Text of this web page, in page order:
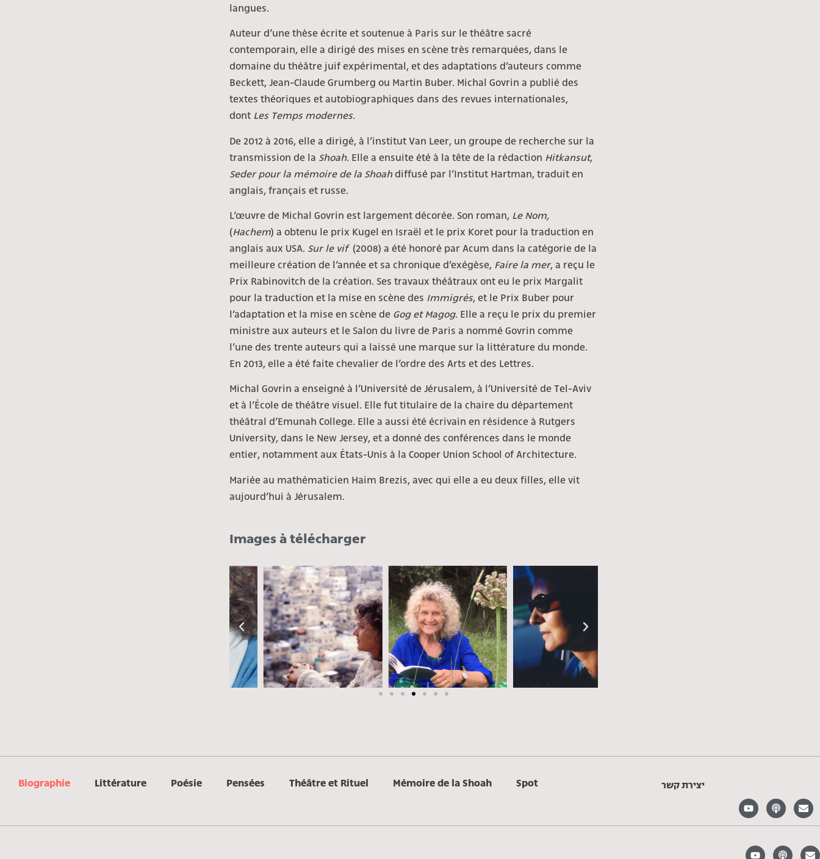
langues.
Auteur d’une thèse écrite et soutenue à Paris sur le théâtre sacré
contemporain, elle a dirigé des mises en scène très remarquées, dans le
domaine du théâtre juif expérimental, et des adaptations d’auteurs comme
Beckett, Jean-Claude Grumberg ou Martin Buber. Michal Govrin a publié des
textes théoriques et autobiographiques dans des revues internationales,
dont Les Temps modernes.
De 2012 à 2016, elle a dirigé, à l’institut Van Leer, un groupe de recherche sur la
transmission de la Shoah. Ellea ensuite été à la tête de la rédaction Hitkansut,
Seder pour la mémoire de la Shoahdiffusé par l’Institut Hartman, traduit en
anglais, français et russe.
L’œuvre de Michal Govrin est largement décorée. Son roman, Le Nom,
(Hachem) a obtenu le prix Kugel en Israël et le prix Koret pour la traduction en
anglais aux USA. Sur le vif (2008) a été honoré par Acum dans la catégorie de la
meilleure création de l’année et sa chronique d’exégèse, Faire la mer, a reçu le
Prix Rabinovitch de la création. Ses travaux théâtraux ont eu le prix Margalit
pour la traduction et la mise en scène des Immigrés, et le Prix Buber pour
l’adaptation et la mise en scène de Gog et Magog. Elle a reçu le prix du premier
ministre aux auteurs et le Salon du livre de Paris a nommé Govrin comme
l’une des trente auteurs qui a laissé une marque sur la littérature du monde.
En 2013, elle a été faite chevalier de l’ordre des Arts et des Lettres.
Michal Govrin a enseigné à l’Université de Jérusalem, à l’Université de Tel-Aviv
et à l’École de théâtre visuel. Elle futtitulaire de la chaire du département
théâtral d’Emunah College. Elle a aussi été écrivain en résidence à Rutgers
University, dans le New Jersey, et a donné des conférences dans le monde
entier, notamment aux États-Unis à la Cooper Union School of Architecture.
Mariée au mathématicien Haim Brezis, avec qui elle a eu deux filles, elle vit
aujourd’hui à Jérusalem.
Images à télécharger
Biographie Littérature Poésie Pensées Théâtre et Rituel Mémoire de la Shoah Spot יצירת קשר